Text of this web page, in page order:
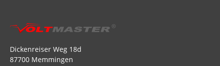
Dickenreiser Weg 18d
87700 Memmingen